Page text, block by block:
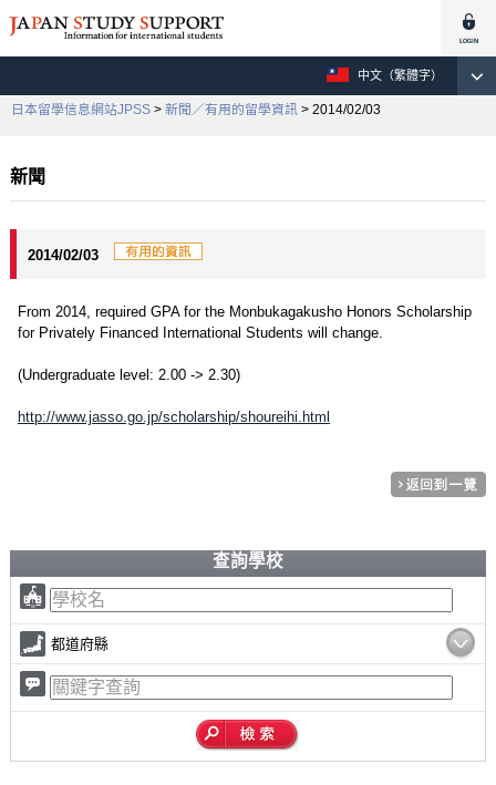
中文（繁體字）
日本留學信息網站JPSS > 新聞／有用的留學資訊 > 2014/02/03
新聞
2014/02/03
From 2014, required GPA for the Monbukagakusho Honors Scholarship
for Privately Financed International Students will change.
(Undergraduate level: 2.00 -> 2.30)
http://www.jasso.go.jp/scholarship/shoureihi.html
查詢學校
都道府縣